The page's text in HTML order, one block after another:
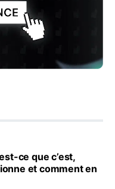
ce que c’est,
et comment en